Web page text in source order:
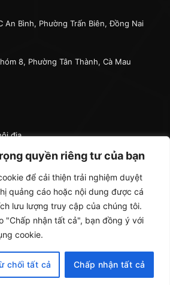
quyền riêng tư của bạn
để cải thiện trải nghiệm duyệt
quảng cáo hoặc nội dung được cá
lưu lượng truy cập của chúng tôi.
"Chấp nhận tất cả", bạn đồng ý với
cookie.
chối tất cả Chấp nhận tất cả
An Bình, Phường Trấn Biên, Đồng Nai
8, Phường Tân Thành, Cà Mau
địa
tế
2026 ©Cà Mau Logistics